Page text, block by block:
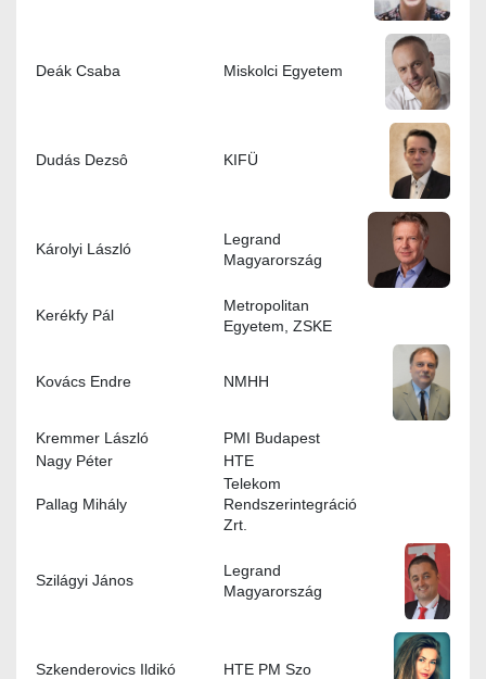
Deák Csaba Miskolci Egyetem
Dudás Dezsô KIFÜ
Károlyi László
Legrand
Magyarország
Kerékfy Pál
Metropolitan
Egyetem, ZSKE
Kovács Endre NMHH
Kremmer László
PMI Budapest
Nagy Péter
HTE
Pallag Mihály
Telekom
Rendszerintegráció
Zrt.
Szilágyi János
Legrand
Magyarország
Szkenderovics Ildikó HTE PM Szo